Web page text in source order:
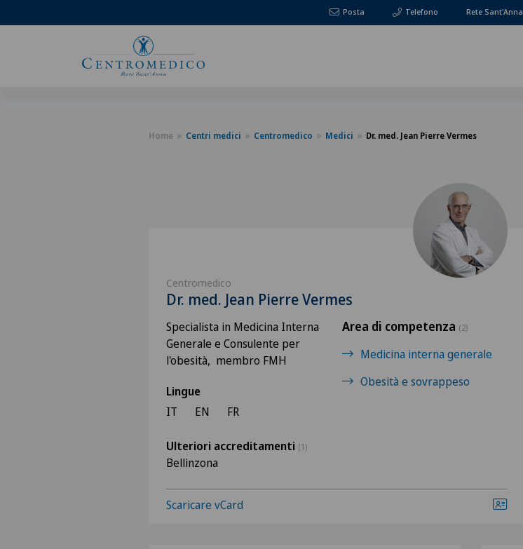
Posta Telefono Rete Sant'Anna
Home Centri medici Centromedico Medici Dr. med. Jean Pierre Vermes
Centromedico
Dr. med. Jean Pierre Vermes
Specialista in Medicina Interna
Generale e Consulente per
l'obesità, membro FMH
Lingue
IT
EN FR
Area di competenza (2)
Medicina interna generale
Obesità e sovrappeso
Ulteriori accreditamenti (1)
Bellinzona
Scaricare vCard